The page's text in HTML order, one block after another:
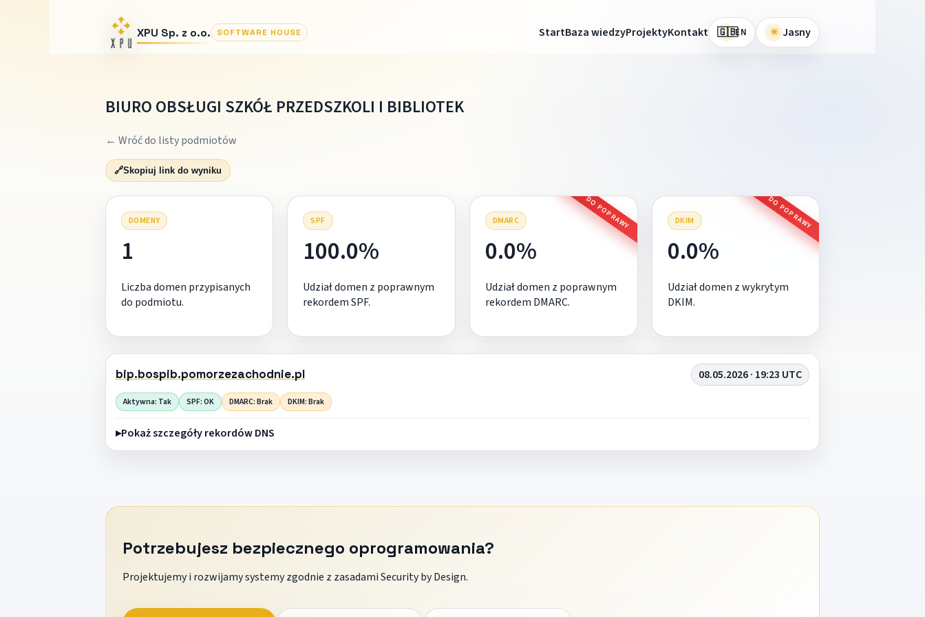
XPU Sp. z o.o. SOFTWARE HOUSE StartBaza wiedzyProjektyKontakt 🇬🇧EN ☀ Jasny
BIURO OBSŁUGI SZKÓŁ PRZEDSZKOLI I BIBLIOTEK
← Wróć do listy podmiotów
🔗Skopiuj link do wyniku
DOMENY
1
Liczba domen przypisanych
do podmiotu.
SPF
100.0%
Udział domen z poprawnym
rekordem SPF.
DMARC DO POPRAWY
0.0%
Udział domen z poprawnym
rekordem DMARC.
DKIM DO POPRAWY
0.0%
Udział domen z wykrytym
DKIM.
bip.bospib.pomorzezachodnie.pl 08.05.2026 · 19:23 UTC
Aktywna: Tak SPF: OK DMARC: Brak DKIM: Brak
Pokaż szczegóły rekordów DNS
Potrzebujesz bezpiecznego oprogramowania?
Projektujemy i rozwijamy systemy zgodnie z zasadami Security by Design.